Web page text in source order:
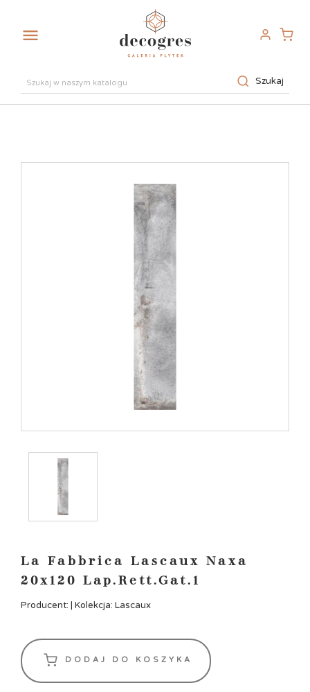

Szukaj
La Fabbrica Lascaux Naxa
20x120 Lap.Rett.Gat.1
Producent: | Kolekcja: Lascaux
DODAJ DO KOSZYKA